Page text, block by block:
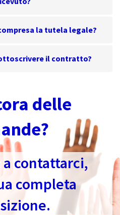
la tutela legale?
il contratto?
delle
contattarci,
completa